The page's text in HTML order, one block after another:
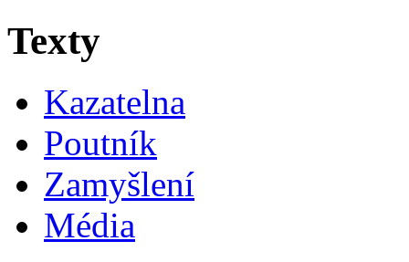
Texty
Kazatelna
Poutník
Zamyšlení
Média